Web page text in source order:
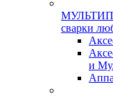
сварки
и